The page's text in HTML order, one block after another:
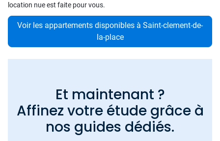
location nue est faite pour vous.
Voir les appartements disponibles à Saint-clement-de-
la-place
Et maintenant ?
Affinez votre étude grâce à
nos guides dédiés.